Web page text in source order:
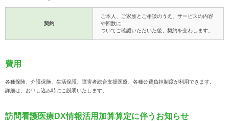
契約
ご本人、ご家族とご相談のうえ、サービスの内容
や回数に
ついてご確認いただいた後、契約を交わします。
費用
各種保険、介護保険、生活保護、障害者総合支援医療、各種公費負担制度が利用できます。
詳細は、お申し込み時にご説明いたします。
訪問看護医療DX情報活用加算算定に伴うお知らせ